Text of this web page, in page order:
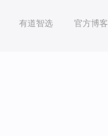
有道智选 官方博客